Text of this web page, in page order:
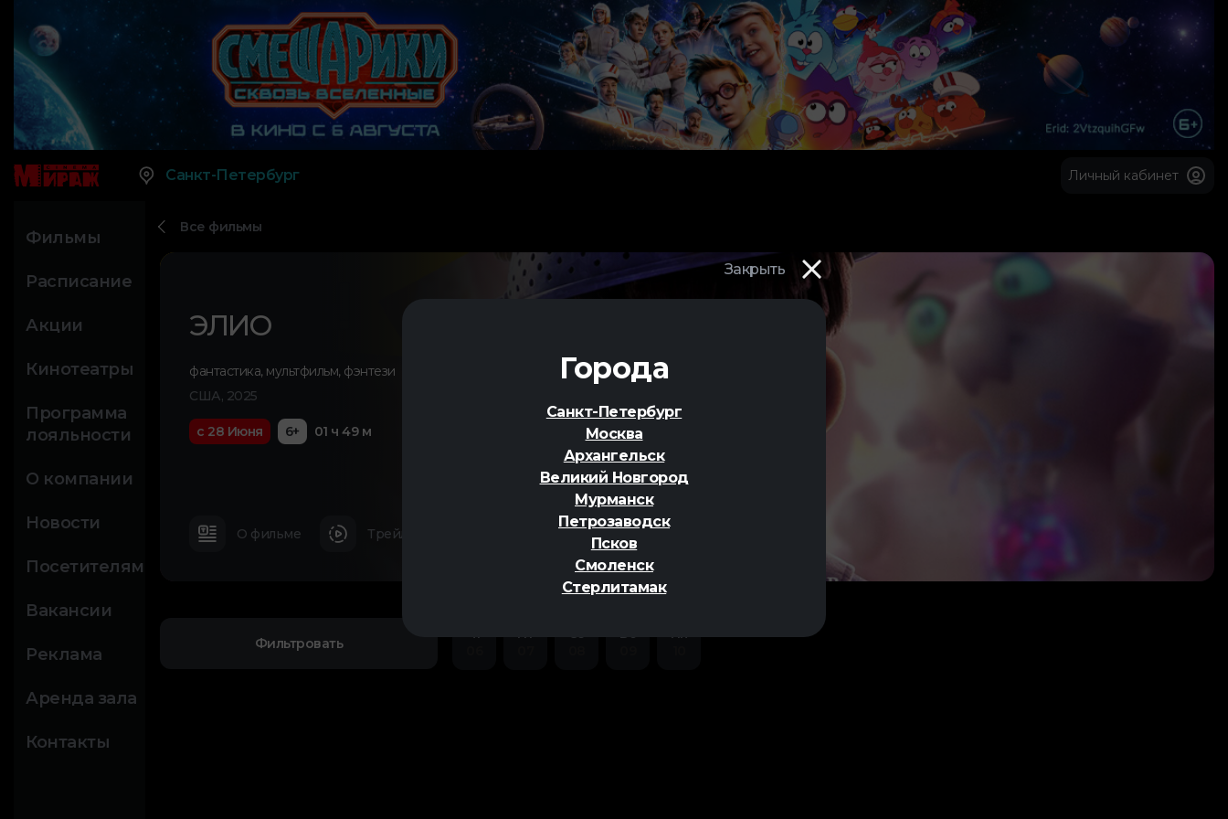
Закрыть
Города
Санкт-Петербург
Москва
Архангельск
Великий Новгород
Мурманск
Петрозаводск
Псков
Смоленск
Стерлитамак
Санкт-Петербург Личный кабинет
Фильмы
Расписание
Акции
Кинотеатры
Программа
лояльности
О компании
Новости
Посетителям
Вакансии
Реклама
Аренда зала
Контакты
Все фильмы
ЭЛИО
фантастика,мультфильм,фэнтези
США, 2025
с 28 Июня 6+ 01 ч 49 м
О фильме Трейлер
Фильтровать
Чт
Пт
Сб
Вс
Пн